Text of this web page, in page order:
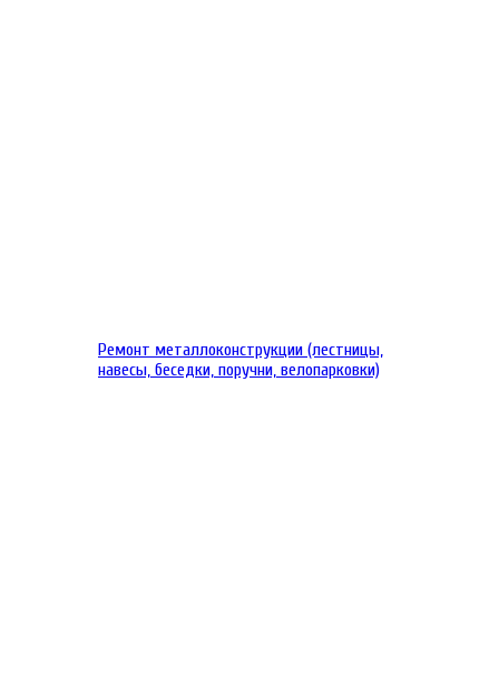
Ремонт металлоконструкции (лестницы,
навесы, беседки, поручни, велопарковки)